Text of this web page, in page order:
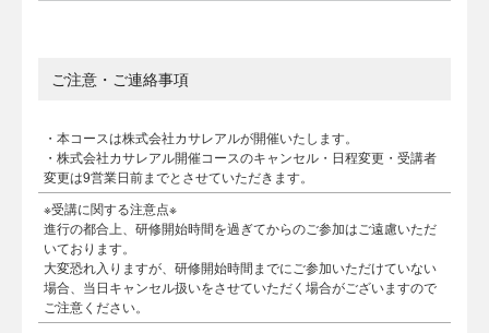
ご注意・ご連絡事項
・本コースは株式会社カサレアルが開催いたします。
・株式会社カサレアル開催コースのキャンセル・日程変更・受講者
変更は9営業日前までとさせていただきます。
※受講に関する注意点※
進行の都合上、研修開始時間を過ぎてからのご参加はご遠慮いただ
いております。
大変恐れ入りますが、研修開始時間までにご参加いただけていない
場合、当日キャンセル扱いをさせていただく場合がございますので
ご注意ください。